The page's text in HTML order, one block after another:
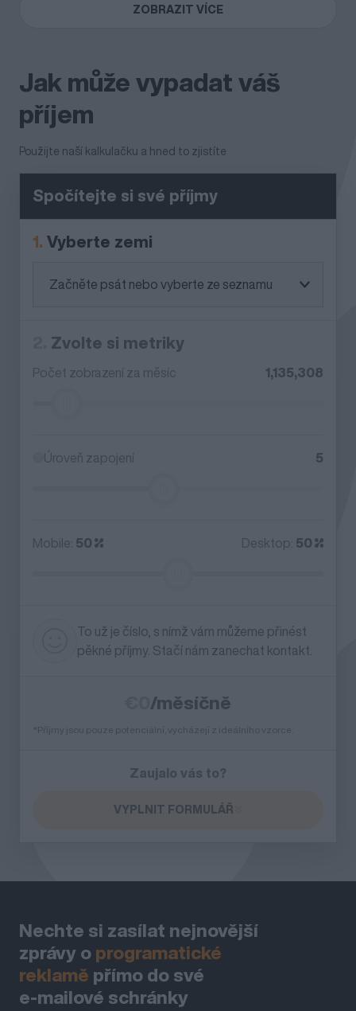
ZOBRAZIT VÍCE
Jak může vypadat váš
příjem
Použijte naší kalkulačku a hned to zjistíte
Spočítejte si své příjmy
1. Vyberte zemi
Zvolte si metriky
Počet zobrazení za měsíc 1,135,308
Úroveň zapojení 5
Mobile: 50 Desktop: 50
To už je číslo, s nímž vám můžeme přinést
pěkné příjmy. Stačí nám zanechat kontakt.
/měsíčně
*Příjmy jsou pouze potenciální, vycházejí z ideálního vzorce.
Zaujalo vás to?
VYPLNIT FORMULÁŘ
Nechte si zasílat nejnovější
zprávy oprogramatické
reklamě přímo do své
e‑mailové schránky